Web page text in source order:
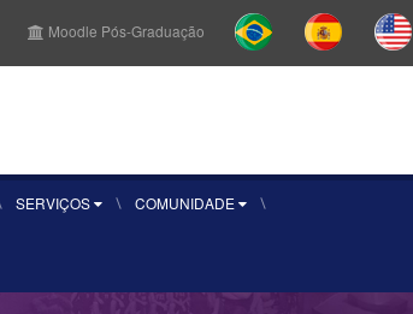
Moodle Pós-Graduação
SERVIÇOS COMUNIDADE